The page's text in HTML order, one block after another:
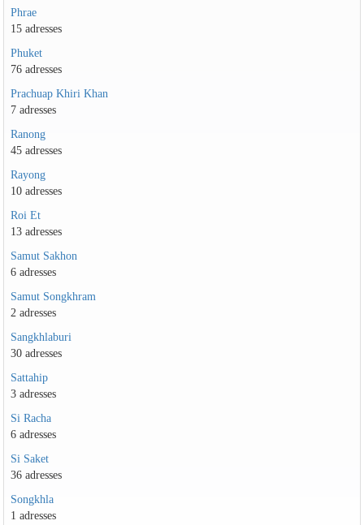
Phrae
15 adresses
Phuket
76 adresses
Prachuap Khiri Khan
7 adresses
Ranong
45 adresses
Rayong
10 adresses
Roi Et
13 adresses
Samut Sakhon
6 adresses
Samut Songkhram
2 adresses
Sangkhlaburi
30 adresses
Sattahip
3 adresses
Si Racha
6 adresses
Si Saket
36 adresses
Songkhla
1 adresses